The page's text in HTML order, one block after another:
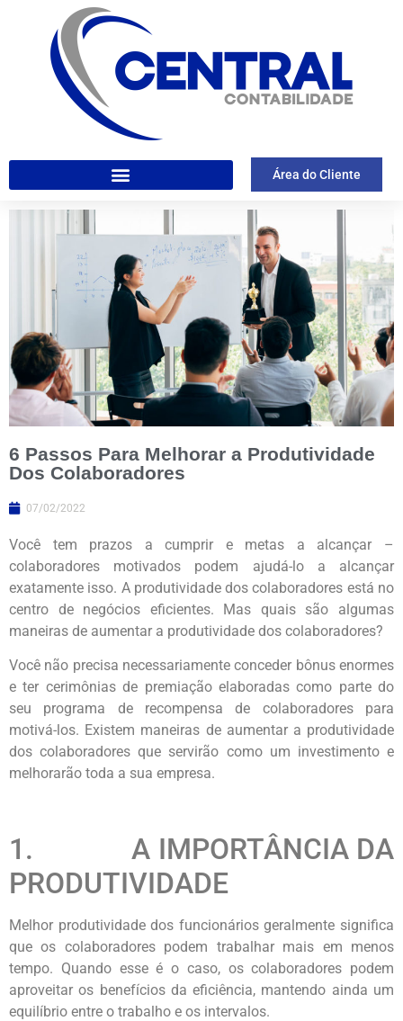
Área do Cliente
6 Passos Para Melhorar a Produtividade
Dos Colaboradores
07/02/2022
Você tem prazos a cumprir e metas a alcançar –
colaboradores motivados podem ajudá-lo a alcançar
exatamente isso. A produtividade dos colaboradores está no
centro de negócios eficientes. Mas quais são algumas
maneiras de aumentar a produtividade dos colaboradores?
Você não precisa necessariamente conceder bônus enormes
e ter cerimônias de premiação elaboradas como parte do
seu programa de recompensa de colaboradores para
motivá-los. Existem maneiras de aumentar a produtividade
dos colaboradores que servirão como um investimento e
melhorarão toda a sua empresa.
1. A IMPORTÂNCIA DA
PRODUTIVIDADE
Melhor produtividade dos funcionários geralmente significa
que os colaboradores podem trabalhar mais em menos
tempo. Quando esse é o caso, os colaboradores podem
aproveitar os benefícios da eficiência, mantendo ainda um
equilíbrio entre o trabalho e os intervalos.